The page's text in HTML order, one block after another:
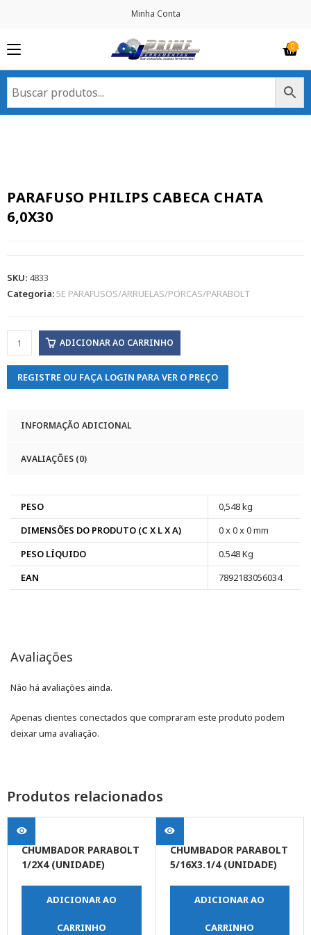
Minha Conta
PARAFUSO PHILIPS CABECA CHATA
6,0X30
SKU: 4833
Categoria:5E PARAFUSOS/ARRUELAS/PORCAS/PARABOLT
ADICIONAR AO CARRINHO
REGISTRE OU FAÇA LOGIN PARA VER O PREÇO
INFORMAÇÃO ADICIONAL
AVALIAÇÕES (0)
PESO
0,548 kg
DIMENSÕES DO PRODUTO (C X L X A)
0 x 0 x 0 mm
PESO LÍQUIDO
0.548 Kg
EAN
7892183056034
Avaliações
Não há avaliações ainda.
Apenas clientes conectados que compraram este produto podem
deixar uma avaliação.
Produtos relacionados
CHUMBADOR PARABOLT
1/2X4 (UNIDADE)
ADICIONAR AO
CARRINHO
CHUMBADOR PARABOLT
5/16X3.1/4 (UNIDADE)
ADICIONAR AO
CARRINHO